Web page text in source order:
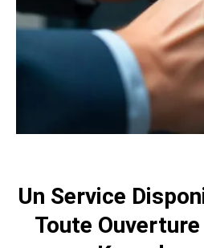
Un Service
Toute